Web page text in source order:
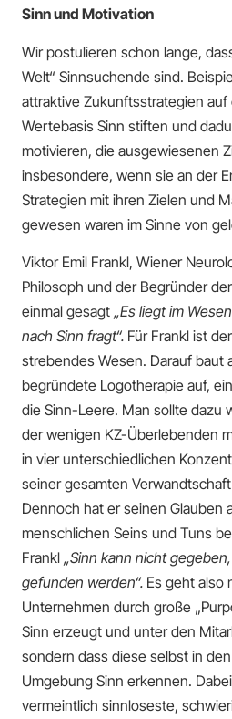
Sinn und Motivation
Wir postulieren schon lange,
Welt“ Sinnsuchende sind.
attraktive Zukunftsstrategien auf
Wertebasis Sinn stiften und
motivieren, die ausgewiesenen
insbesondere, wenn sie an der
Strategien mit ihren Zielen und
gewesen waren im Sinne von
Viktor Emil Frankl, Wiener
Philosoph und der Begründer
einmal gesagt „Es liegt im
nach Sinn fragt“. Für Frankl ist
strebendes Wesen. Darauf baut
begründete Logotherapie auf,
die Sinn-Leere. Man sollte dazu
der wenigen KZ-Überlebenden
in vier unterschiedlichen
seiner gesamten
Dennoch hat er seinen Glauben
menschlichen Seins und Tuns
Frankl „Sinn kann nicht
gefunden werden“. Es geht also
Unternehmen durch große
Sinn erzeugt und unter den
sondern dass diese selbst in
Umgebung Sinn erkennen.
vermeintlich sinnloseste,